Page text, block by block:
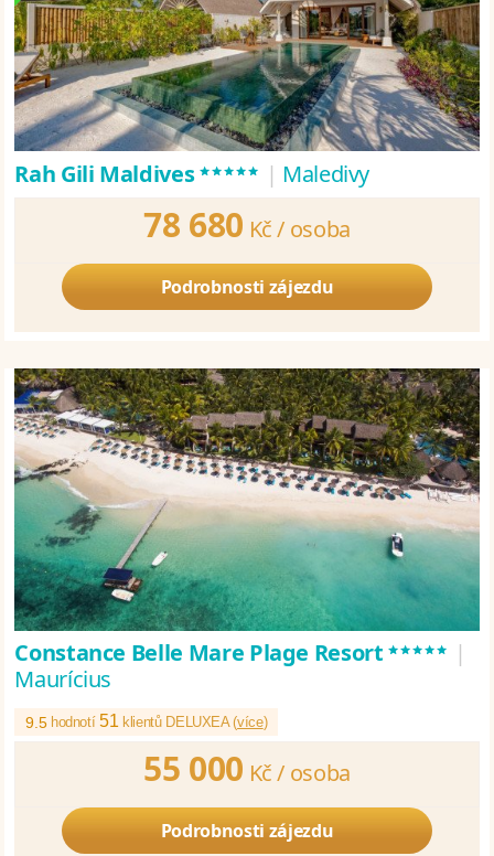
Rah Gili Maldives***** | Maledivy
78 680 Kč / osoba
Podrobnosti zájezdu
Constance Belle Mare Plage Resort***** |
Maurícius
9.5 hodnotí51klientů DELUXEA (více)
55 000 Kč / osoba
Podrobnosti zájezdu